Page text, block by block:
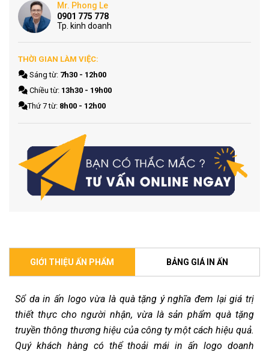
Mr. Phong Le
0901 775 778
Tp. kinh doanh
THỜI GIAN LÀM VIỆC:
Sáng từ: 7h30 - 12h00
Chiều từ: 13h30 - 19h00
Thứ 7 từ: 8h00 - 12h00
GIỚI THIỆU ẤN PHẨM BẢNG GIÁ IN ẤN
Sổ da in ấn logo vừa là quà tặng ý nghĩa đem lại giá trị
thiết thực cho người nhận, vừa là sản phẩm quà tặng
truyền thông thương hiệu của công ty một cách hiệu quả.
Quý khách hàng có thể thoải mái in ấn logo doanh